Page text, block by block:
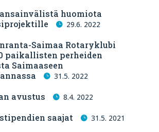
huomiota
29.6. 2022
Saimaa Rotaryklubi
paikallisten perheiden
Saimaaseen
31.5. 2022
avustus 8.4. 2022
saajat 31.5. 2021